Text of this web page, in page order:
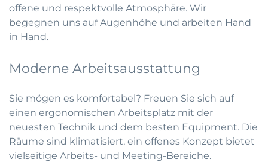
offene und respektvolle Atmosphäre. Wir
begegnen uns auf Augenhöhe und arbeiten Hand
in Hand.
Moderne Arbeitsausstattung
Sie mögen es komfortabel? Freuen Sie sich auf
einen ergonomischen Arbeitsplatz mit der
neuesten Technik und dem besten Equipment. Die
Räume sind klimatisiert, ein offenes Konzept bietet
vielseitige Arbeits- und Meeting-Bereiche.